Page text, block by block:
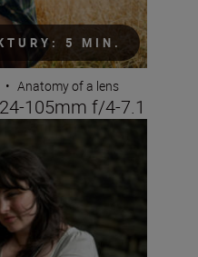
5 MIN.
• Anatomy of a lens
105mm f/4-7.1
35mm f/1.7